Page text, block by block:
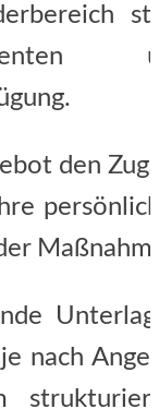
den
nach